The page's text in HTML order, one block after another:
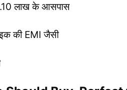
लाख के आसपास
की EMI जैसी